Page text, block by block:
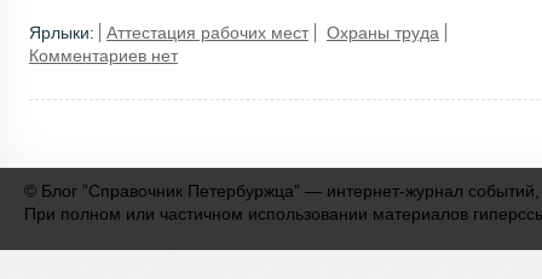
Ярлыки: Аттестация рабочих мест
Охраны труда
Комментариев нет
© Блог ”Справочник Петербуржца” — интернет-журнал
При полном или частичном использовании материалов